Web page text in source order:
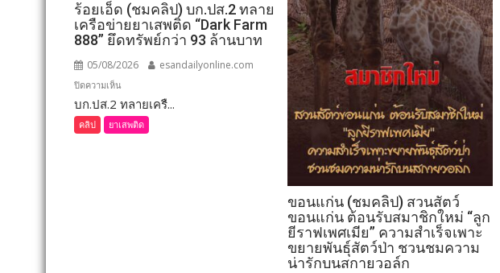
ร้อยเอ็ด (ชมคลิป) บก.ปส.2 ทลาย
เครือข่ายยาเสพติด “Dark Farm
888” ยึดทรัพย์กว่า 93 ล้านบาท
05/08/2026 esandailyonline.com
ปิดความเห็น
ร้อยเอ็ด
(ชม
คลิป)
บก.ปส.2 ทลายเครื...
คลิป ยาเสพติด
ขอนแก่น (ชมคลิป) สวนสัตว์
ขอนแก่น ต้อนรับสมาชิกใหม่ “ลูก
ยีราฟเพศเมีย” ความสำเร็จเพาะ
ขยายพันธุ์สัตว์ป่า ชวนชมความ
น่ารักบนสกายวอล์ก